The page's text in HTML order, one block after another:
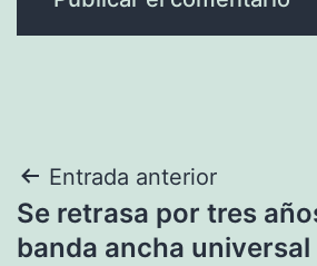
Navegación
de
Entrada anterior
Se retrasa por tres
banda ancha universal